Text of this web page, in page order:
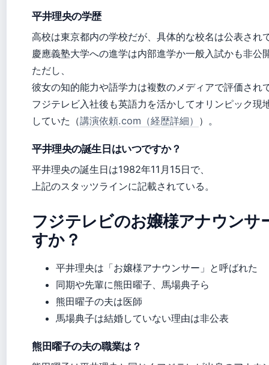
平井理央の学歴
高校は東京都内の学校だが、具体的な校名は公表され
慶應義塾大学への進学は内部進学か一般入試かも非公
ただし、
彼女の知的能力や語学力は複数のメディアで評価され
フジテレビ入社後も英語力を活かしてオリンピック現
していた（講演依頼.com（経歴詳細） ）。
平井理央の誕生日はいつですか？
平井理央の誕生日は1982年11月15日で、
上記のスタッツラインに記載されている。
フジテレビのお嬢様アナウンサ
すか？
平井理央は「お嬢様アナウンサー」と呼ばれた
同期や先輩に熊田曜子、馬場典子ら
熊田曜子の夫は医師
馬場典子は結婚していない理由は非公表
熊田曜子の夫の職業は？